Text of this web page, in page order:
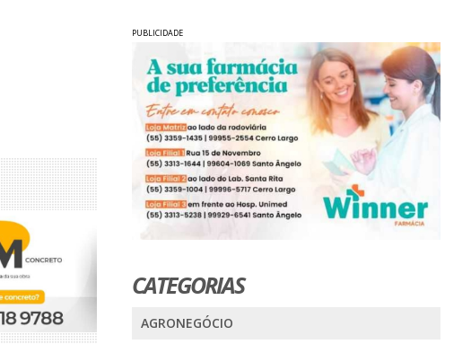
PUBLICIDADE
CATEGORIAS
AGRONEGÓCIO